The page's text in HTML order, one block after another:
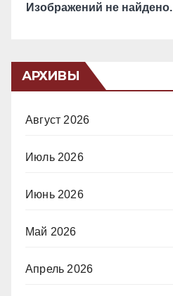
Изображений не найдено.
АРХИВЫ
Август 2026
Июль 2026
Июнь 2026
Май 2026
Апрель 2026